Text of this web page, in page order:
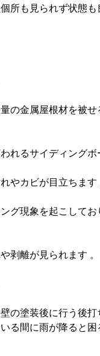
所も見られず状態
の金属屋根材を被せ
れるサイディングボ
やカビが目立ちます
グ現象を起こしてお
剥離が見られます 。
の塗装後に行う後
る間に雨が降ると